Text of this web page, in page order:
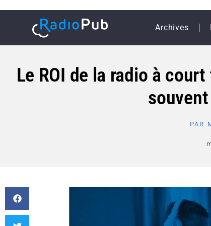
Archives
Le ROI de la radio à
PAR